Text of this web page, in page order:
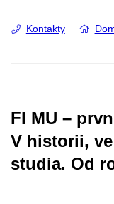
Kontakty
FI MU –
V historii,
studia. Od